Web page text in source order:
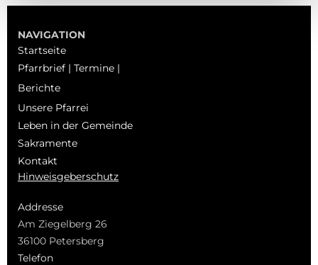
NAVIGATION
Startseite
Pfarrbrief | Termine |
Berichte
Unsere Pfarrei
Leben in der Gemeinde
Sakramente
Kontakt
Hinweisgeberschutz
Addresse
Am Ziegelberg 26
36100 Petersberg
Telefon